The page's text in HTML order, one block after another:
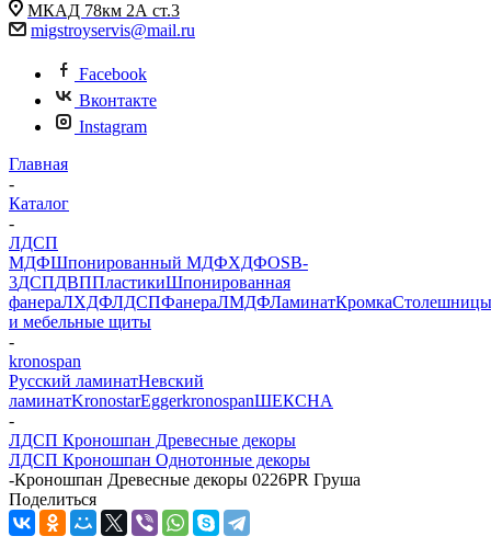
МКАД 78км 2А ст.3
migstroyservis@mail.ru
Facebook
Вконтакте
Instagram
Главная
-
Каталог
-
ЛДСП
МДФШпонированный МДФХДФOSB-
3ДСПДВППластикиШпонированная
фанераЛХДФЛДСПФанераЛМДФЛаминатКромкаСтолешницы
и мебельные щиты
-
kronospan
Русский ламинатНевский
ламинатKronostarEggerkronospanШЕКСНА
-
ЛДСП Кроношпан Древесные декоры
ЛДСП Кроношпан Однотонные декоры
-Кроношпан Древесные декоры 0226PR Груша
Поделиться